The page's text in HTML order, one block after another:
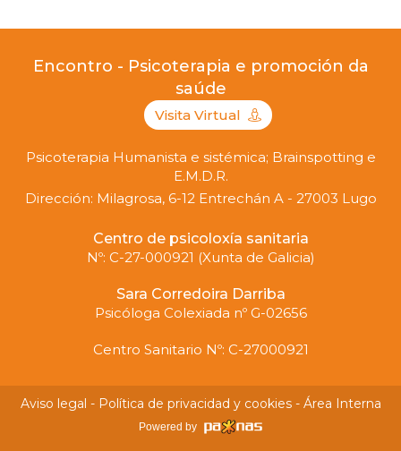
Encontro - Psicoterapia e promoción da
saúde
Visita Virtual
Psicoterapia Humanista e sistémica; Brainspotting e
E.M.D.R.
Dirección: Milagrosa, 6-12 Entrechán A - 27003 Lugo
Centro de psicoloxía sanitaria
Nº: C-27-000921 (Xunta de Galicia)
Sara Corredoira Darriba
Psicóloga Colexiada nº G-02656
Centro Sanitario Nº: C-27000921
Aviso legal - Política de privacidad y cookies- Área Interna
Powered by